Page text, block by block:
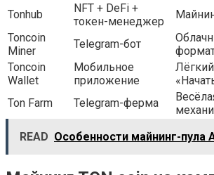
Tonhub
NFT + DeFi +
токен-менеджер
Toncoin
Miner
Telegram-бот
Toncoin
Wallet
Мобильное
приложение
Ton Farm
Telegram-ферма
READ Особенности майнинг-пула